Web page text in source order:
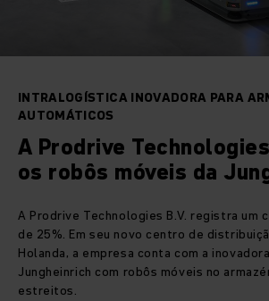
INTRALOGÍSTICA INOVADORA PARA
AUTOMÁTICOS
A Prodrive
os robôs móveis da
A Prodrive Technologies B.V. registra um
de 25%. Em seu novo centro de
Holanda, a empresa conta com a
Jungheinrich com robôs móveis no
estreitos.